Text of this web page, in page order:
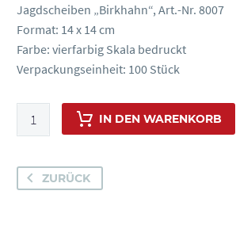
Jagdscheiben „Birkhahn“, Art.-Nr. 8007
Format: 14 x 14 cm
Farbe: vierfarbig Skala bedruckt
Verpackungseinheit: 100 Stück
Jagdscheiben
"Birkhahn",
Nr.
8007
IN DEN WARENKORB
ZURÜCK